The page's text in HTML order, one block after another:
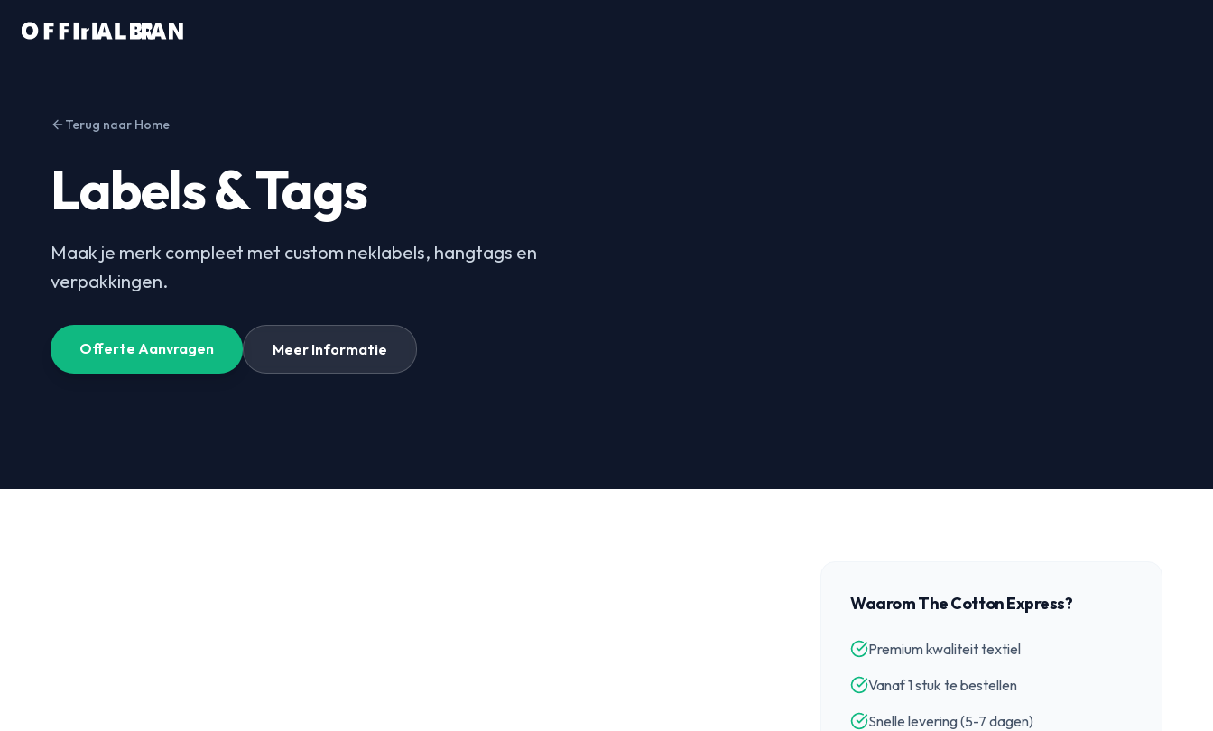
Terug naar Home
Labels & Tags​​​​‌ ‍ ​‍​‍‌‍ ‌ ​‍‌‍‍‌‌‍‌ ‌‍‍‌‌‍ ‍​‍​‍​ ‍‍​‍​‍‌ ​ ‌‍​‌‌‍ ‍‌‍‍‌‌ ‌​‌ ‍‌​‍ ‍‌‍‍‌‌‍ ​‍​‍​‍ ​​‍​‍‌‍‍​‌ ​‍‌‍‌‌‌‍‌‍​‍​‍​ ‍‍​‍​‍​‍ ‌ ​ ‌ ‌​‌ ‌‌‌‍‌​‌‍‍‌‌‍ ​‍ ‌‍‍‌‌‍ ‍‌ ‌​‌‍‌‌‌‍ ‍‌ ‌​​‍ ‌‍‌‌‌‍‌​‌‍‍‌‌ ‌​​‍ ‌‍ ‌‌‍ ‌‍‌​‌‍‌‌​ ‌‌ ​​‌ ​‍‌‍‌‌‌ ​ ‌‍‌‌‌‍ ‍‌ ‌​‌‍​‌‌ ‌​‌‍‍‌‌‍ ‌‍ ‍​ ‍ ‌‍‍‌‌‍‌​​ ‌‌ ​ ‌‍‌‌‌ ​‍‌ ‌‍‌‍‍‌‌‍​ ‌‍‌‌​‍ ‌‌ ‌​‌‍‌‌‌ ‍​‌ ‌​‌‍‍‌‌‍‌‌‌‍ ​​‍ ‌‌‍ ​‌‍​‌‌‍​‍‌‍‌‌‌‍ ​‌ ​ ​ ‍ ‌ ‌​‌ ‍‌‌ ​​‌‍‌‌​ ‌‌ ​ ‌‍‌‌‌ ​‍‌ ‌‍‌‍‍‌‌‍​ ‌‍‌‌​ ‍ ‌ ​​‌‍​‌‌ ‌​‌‍‍​​ ‌‌ ‌​‌‍‍‌‌ ‌​‌‍ ​‌‍‌‌​ ‌‍​‍‌‍​‌‌ ​ ‌‍‌‌‌‌‌‌‌ ​‍‌‍ ​​ ‌​‍‌‌​ ​‍‌​‌‍‌ ​ ‌ ‌​‌ ‌‌‌‍‌​‌‍‍‌‌‍ ​‍‌‍‌‍‍‌‌‍‌​​ ‌‌ ​ ‌‍‌‌‌ ​‍‌ ‌‍‌‍‍‌‌‍​ ‌‍‌‌​‍ ‌‌ ‌​‌‍‌‌‌ ‍​‌ ‌​‌‍‍‌‌‍‌‌‌‍ ​​‍ ‌‌‍ ​‌‍​‌‌‍​‍‌‍‌‌‌‍ ​‌ ​ ​‍‌‍‌ ‌​‌ ‍‌‌ ​​‌‍‌‌​ ‌‌ ​ ‌‍‌‌‌ ​‍‌ ‌‍‌‍‍‌‌‍​ ‌‍‌‌​‍‌‍‌ ​​‌‍​‌‌ ‌​‌‍‍​​ ‌‌ ‌​‌‍‍‌‌ ‌​‌‍ ​‌‍‌‌​‍‌‍‌ ​​‌‍‌‌‌ ​‍‌ ​ ‌ ​​‌‍‌‌‌‍​ ‌ ‌​‌‍‍‌‌ ‌‍‌‍‌‌​ ‌‌ ​​‌ ‌‌‌‍​‍‌‍ ​‌‍‍‌‌ ​ ‌‍‍​‌‍‌‌‌‍‌​​‍​‍‌ ‌
Maak je merk compleet met custom neklabels, hangtags en
verpakkingen.​​​​‌ ‍ ​‍​‍‌‍ ‌ ​‍‌‍‍‌‌‍‌ ‌‍‍‌‌‍ ‍​‍​‍​ ‍‍​‍​‍‌ ​ ‌‍​‌‌‍ ‍‌‍‍‌‌ ‌​‌ ‍‌​‍ ‍‌‍‍‌‌‍ ​‍​‍​‍ ​​‍​‍‌‍‍​‌ ​‍‌‍‌‌‌‍‌‍​‍​‍​ ‍‍​‍​‍​‍ ‌ ​ ‌ ‌​‌ ‌‌‌‍‌​‌‍‍‌‌‍ ​‍ ‌‍‍‌‌‍ ‍‌ ‌​‌‍‌‌‌‍ ‍‌ ‌​​‍ ‌‍‌‌‌‍‌​‌‍‍‌‌ ‌​​‍ ‌‍ ‌‌‍ ‌‍‌​‌‍‌‌​ ‌‌ ​​‌ ​‍‌‍‌‌‌ ​ ‌‍‌‌‌‍ ‍‌ ‌​‌‍​‌‌ ‌​‌‍‍‌‌‍ ‌‍ ‍​ ‍ ‌‍‍‌‌‍‌​​ ‌‌ ​ ‌‍‌‌‌ ​‍‌ ‌‍‌‍‍‌‌‍​ ‌‍‌‌​‍ ‌‌ ‌​‌‍‌‌‌ ‍​‌ ‌​‌‍‍‌‌‍‌‌‌‍ ​​‍ ‌‌‍ ​‌‍​‌‌‍​‍‌‍‌‌‌‍ ​‌ ​ ​ ‍ ‌ ‌​‌ ‍‌‌ ​​‌‍‌‌​ ‌‌ ​ ‌‍‌‌‌ ​‍‌ ‌‍‌‍‍‌‌‍​ ‌‍‌‌​ ‍ ‌ ​​‌‍​‌‌ ‌​‌‍‍​​ ‌‌‍‌​‌‍‌‌‌ ​ ‌‍​ ‌ ​‍‌‍‍‌‌ ​​‌ ‌​‌‍‍‌‌‍ ‌‍ ‍​ ‌‍​‍‌‍​‌‌ ​ ‌‍‌‌‌‌‌‌‌ ​‍‌‍ ​​ ‌​‍‌‌​ ​‍‌​‌‍‌ ​ ‌ ‌​‌ ‌‌‌‍‌​‌‍‍‌‌‍ ​‍‌‍‌‍‍‌‌‍‌​​ ‌‌ ​ ‌‍‌‌‌ ​‍‌ ‌‍‌‍‍‌‌‍​ ‌‍‌‌​‍ ‌‌ ‌​‌‍‌‌‌ ‍​‌ ‌​‌‍‍‌‌‍‌‌‌‍ ​​‍ ‌‌‍ ​‌‍​‌‌‍​‍‌‍‌‌‌‍ ​‌ ​ ​‍‌‍‌ ‌​‌ ‍‌‌ ​​‌‍‌‌​ ‌‌ ​ ‌‍‌‌‌ ​‍‌ ‌‍‌‍‍‌‌‍​ ‌‍‌‌​‍‌‍‌ ​​‌‍​‌‌ ‌​‌‍‍​​ ‌‌‍‌​‌‍‌‌‌ ​ ‌‍​ ‌ ​‍‌‍‍‌‌ ​​‌ ‌​‌‍‍‌‌‍ ‌‍ ‍​‍‌‍‌ ​​‌‍‌‌‌ ​‍‌ ​ ‌ ​​‌‍‌‌‌‍​ ‌ ‌​‌‍‍‌‌ ‌‍‌‍‌‌​ ‌‌ ​​‌ ‌‌‌‍​‍‌‍ ​‌‍‍‌‌ ​ ‌‍‍​‌‍‌‌‌‍‌​​‍​‍‌ ‌
Offerte Aanvragen Meer Informatie
Waarom The Cotton Express?
Premium kwaliteit textiel
Vanaf 1 stuk te bestellen
Snelle levering (5-7 dagen)